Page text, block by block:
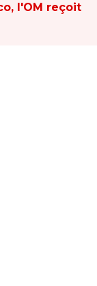
l'OM reçoit